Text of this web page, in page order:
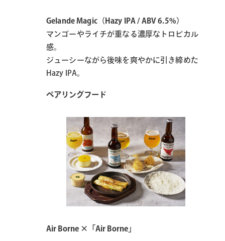
Gelande Magic（Hazy IPA / ABV 6.5%）
マンゴーやライチが重なる濃厚なトロピカル
感。
ジューシーながら後味を爽やかに引き締めた
Hazy IPA。
ペアリングフード
Air Borne ×「Air Borne」